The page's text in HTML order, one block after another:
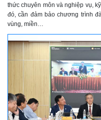
thức chuyên môn và nghiệp vụ,
đó, cần đảm bảo chương trình
vùng, miền…